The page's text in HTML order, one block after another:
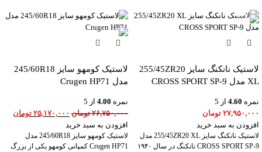
لاستیک نانکنگ سایز 255/45ZR20
XL مدل CROSS SPORT SP-9
نمره 4.60 از 5
۲۷,۹۵۰,۰۰۰ تومان
افزودن به سبد خرید
لاستیک نانکنگ سایز 255/45ZR20 XL مدل
CROSS SPORT SP-9 نانکنگ در سال ۱۹۴۰
-6%
لاستیک کومهو سایز 245/60R18
مدل Crugen HP71
نمره 4.00 از 5
۲۶,۷۵۰,۰۰۰ تومان ۲۵,۱۷۰,۰۰۰ تومان
افزودن به سبد خرید
لاستیک کومهو سایز 245/60R18 مدل
Crugen HP71 کمپانی کومهو یکی از بزرگ